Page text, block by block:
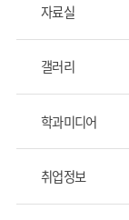
자료실
갤러리
학과미디어
취업정보